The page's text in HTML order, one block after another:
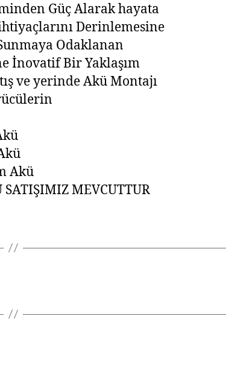
Güç Alarak hayata
Derinlemesine
Odaklanan
İnovatif Bir Yaklaşım
ve yerinde Akü Montajı
Akü
SATIŞIMIZ MEVCUTTUR